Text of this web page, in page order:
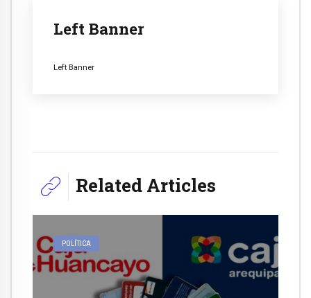
Left Banner
Left Banner
Related Articles
POLÍTICA